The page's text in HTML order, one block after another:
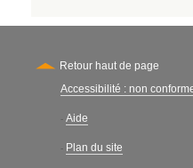
Retour haut de page
Secondary
Accessibilité : non
- Aide
- Plan du site